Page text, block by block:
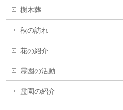
樹木葬
秋の訪れ
花の紹介
霊園の活動
霊園の紹介